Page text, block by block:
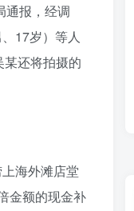
通报，经调
17岁）等人
还将拍摄的
海外滩店堂
金额的现金补